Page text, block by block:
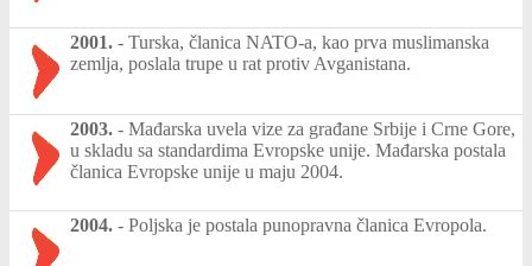
2001. - Turska, članica NATO-a, kao prva muslimanska
zemlja, poslala trupe u rat protiv Avganistana.
2003. - Mađarska uvela vize za građane Srbije i Crne Gore,
u skladu sa standardima Evropske unije. Mađarska postala
članica Evropske unije u maju 2004.
2004. - Poljska je postala punopravna članica Evropola.